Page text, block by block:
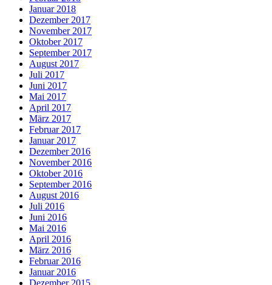
Januar 2018
Dezember 2017
November 2017
Oktober 2017
September 2017
August 2017
Juli 2017
Juni 2017
Mai 2017
April 2017
März 2017
Februar 2017
Januar 2017
Dezember 2016
November 2016
Oktober 2016
September 2016
August 2016
Juli 2016
Juni 2016
Mai 2016
April 2016
März 2016
Februar 2016
Januar 2016